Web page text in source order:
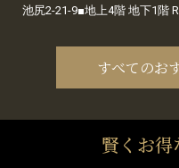
池尻2-21-9■地上4階 地下1階
すべてのお
賢くお